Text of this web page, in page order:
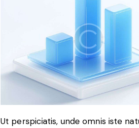
Ut perspiciatis, unde omnis iste